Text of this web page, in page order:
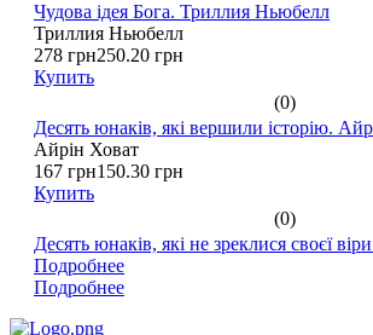
Чудова ідея Бога. Триллия Ньюбелл
Триллия Ньюбелл
278 грн250.20 грн
Купить
(0)
Десять юнаків, які вершили історію.
Айрін Ховат
167 грн150.30 грн
Купить
(0)
Десять юнаків, які не зреклися своєї
Подробнее
Подробнее